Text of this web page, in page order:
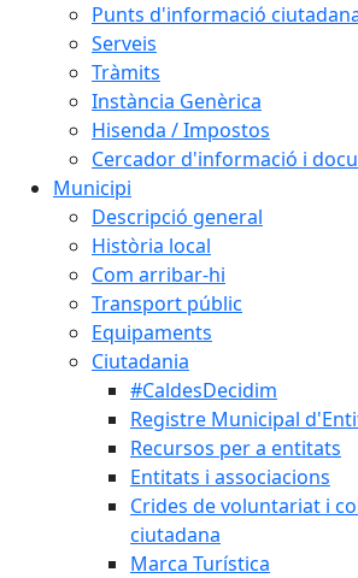
Punts d'informació
Serveis
Tràmits
Instància Genèrica
Hisenda / Impostos
Cercador d'informació i
Municipi
Descripció general
Història local
Com arribar-hi
Transport públic
Equipaments
Ciutadania
#CaldesDecidim
Registre Municipal
Recursos per a entitats
Entitats i associacions
Crides de voluntariat i
ciutadana
Marca Turística